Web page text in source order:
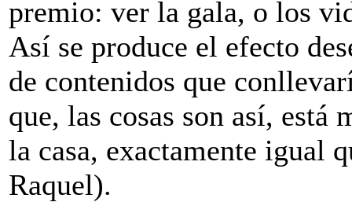
premio: ver la gala, o los
Así se produce el efecto
de contenidos que
que, las cosas son así, está
la casa, exactamente igual
Raquel).